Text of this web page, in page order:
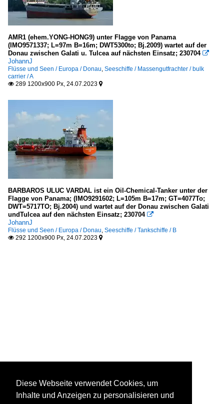
AMR1 (ehem.YONG-HONG9) unter Flagge von Panama
(IMO9571337; L=97m B=16m; DWT5300to; Bj.2009) wartet auf der
Donau zwischen Galati u. Tulcea auf nächsten Einsatz; 230704 
JohannJ
Flüsse und Seen / Europa / Donau, Seeschiffe / Massengutfrachter / bulk
carrier / A
 289 1200x900 Px, 24.07.2023 
BARBAROS ULUC VARDAL ist ein Oil-Chemical-Tanker unter der
Flagge von Panama; (IMO9291602; L=105m B=17m; GT=4077To;
DWT=5717TO; Bj.2004) und wartet auf der Donau zwischen Galati
undTulcea auf den nächsten Einsatz; 230704 
JohannJ
Flüsse und Seen / Europa / Donau, Seeschiffe / Tankschiffe / B
 292 1200x900 Px, 24.07.2023 
Diese Webseite verwendet Cookies, um
Inhalte und Anzeigen zu personalisieren und